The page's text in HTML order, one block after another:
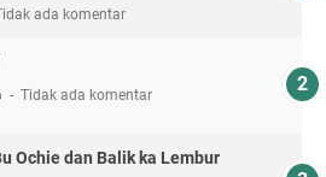
ada komentar
Tidak ada komentar
Ochie dan Balik ka Lembur